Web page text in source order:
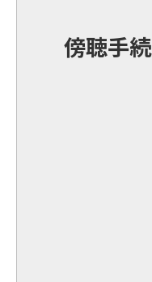
傍聴手続